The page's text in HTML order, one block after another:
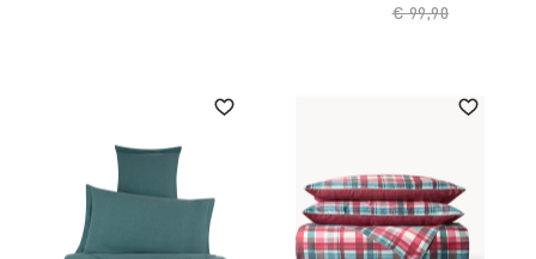
Price reduced
€ 99,90